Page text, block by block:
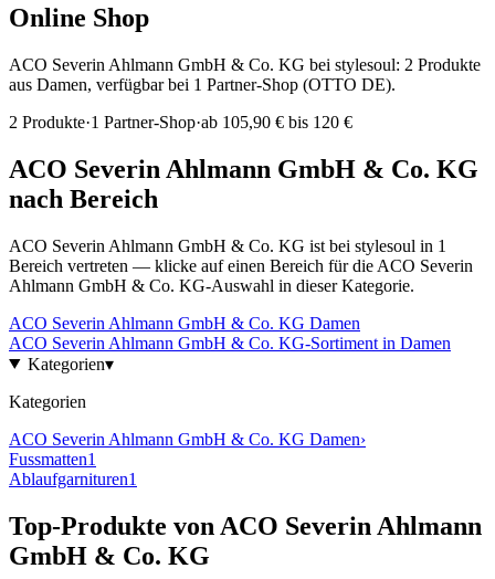
Online Shop
ACO Severin Ahlmann GmbH & Co. KG bei stylesoul: 2 Produkte
aus Damen, verfügbar bei 1 Partner-Shop (OTTO DE).
2 Produkte·1 Partner-Shop·ab 105,90 € bis 120 €
ACO Severin Ahlmann GmbH & Co. KG
nach Bereich
ACO Severin Ahlmann GmbH & Co. KG ist bei stylesoul in 1
Bereich vertreten — klicke auf einen Bereich für die ACO Severin
Ahlmann GmbH & Co. KG-Auswahl in dieser Kategorie.
ACO Severin Ahlmann GmbH & Co. KG Damen
ACO Severin Ahlmann GmbH & Co. KG-Sortiment in Damen
Kategorien▾
Kategorien
ACO Severin Ahlmann GmbH & Co. KG Damen›
Fussmatten1
Ablaufgarnituren1
Top-Produkte von ACO Severin Ahlmann
GmbH & Co. KG